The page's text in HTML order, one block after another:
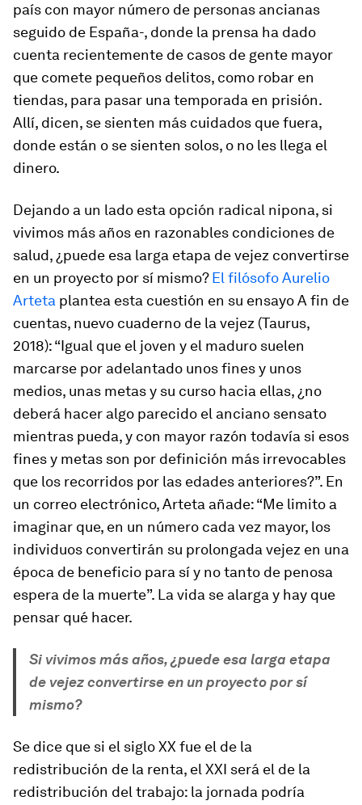
país con mayor número de personas ancianas
seguido de España-, donde la prensa ha dado
cuenta recientemente de casos de gente mayor
que comete pequeños delitos, como robar en
tiendas, para pasar una temporada en prisión.
Allí, dicen, se sienten más cuidados que fuera,
donde están o se sienten solos, o no les llega el
dinero.
Dejando a un lado esta opción radical nipona, si
vivimos más años en razonables condiciones de
salud, ¿puede esa larga etapa de vejez convertirse
en un proyecto por sí mismo?El filósofo Aurelio
Arteta plantea esta cuestión en su ensayoA fin de
cuentas, nuevo cuaderno de la vejez (Taurus,
2018): “Igual que el joven y el maduro suelen
marcarse por adelantado unos fines y unos
medios, unas metas y su curso hacia ellas, ¿no
deberá hacer algo parecido el anciano sensato
mientras pueda, y con mayor razón todavía si esos
fines y metas son por definición más irrevocables
que los recorridos por las edades anteriores?”. En
un correo electrónico, Arteta añade: “Me limito a
imaginar que, en un número cada vez mayor, los
individuos convertirán su prolongada vejez en una
época de beneficio para sí y no tanto de penosa
espera de la muerte”. La vida se alarga y hay que
pensar qué hacer.
Si vivimos más años, ¿puede esa larga etapa
de vejez convertirse en un proyecto por sí
mismo?
Se dice que si el siglo XX fue el de la
redistribución de la renta, el XXI será el de la
redistribución del trabajo: la jornada podría